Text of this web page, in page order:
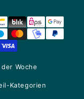
der Woche
Kategorien